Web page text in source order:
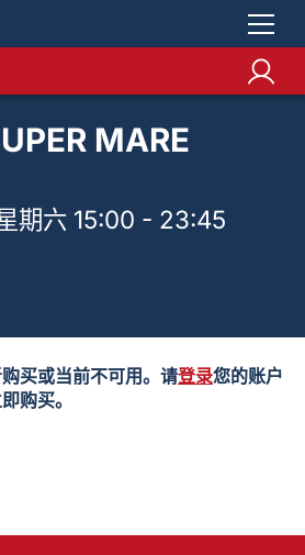
MARE
期六 15:00 - 23:45
买或当前不可用。请登录您的账户
购买。